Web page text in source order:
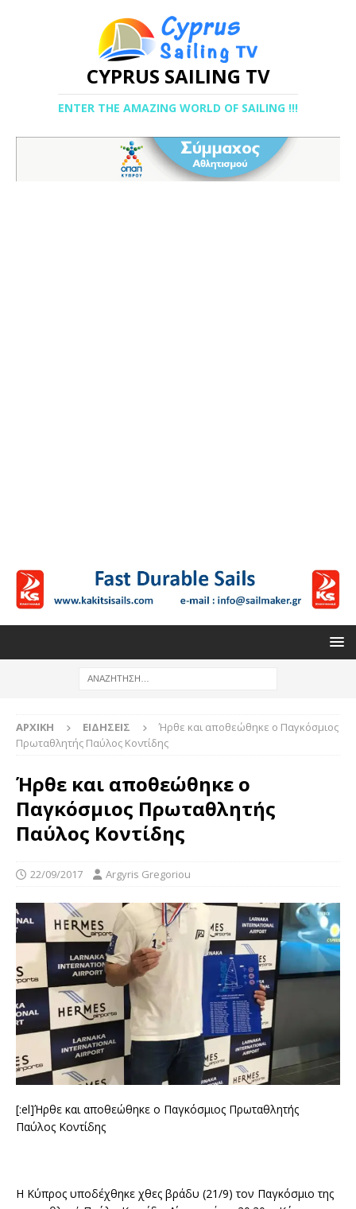
CYPRUS SAILING TV
ENTER THE AMAZING WORLD OF SAILING !!!
ΑΡΧΙΚΉ ΕΙΔΉΣΕΙΣ
Ήρθε και αποθεώθηκε ο Παγκόσμιος
Πρωταθλητής Παύλος Κοντίδης
Ήρθε και αποθεώθηκε ο
Παγκόσμιος Πρωταθλητής
Παύλος Κοντίδης
22/09/2017 Argyris Gregoriou
[:el]Ήρθε και αποθεώθηκε ο Παγκόσμιος Πρωταθλητής
Παύλος Κοντίδης
Η Κύπρος υποδέχθηκε χθες βράδυ (21/9) τον Παγκόσμιο της